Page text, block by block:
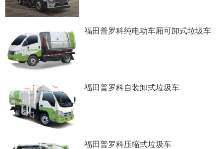
福田普罗科纯电动车厢可卸式垃圾车
福田普罗科自装卸式垃圾车
福田普罗科压缩式垃圾车